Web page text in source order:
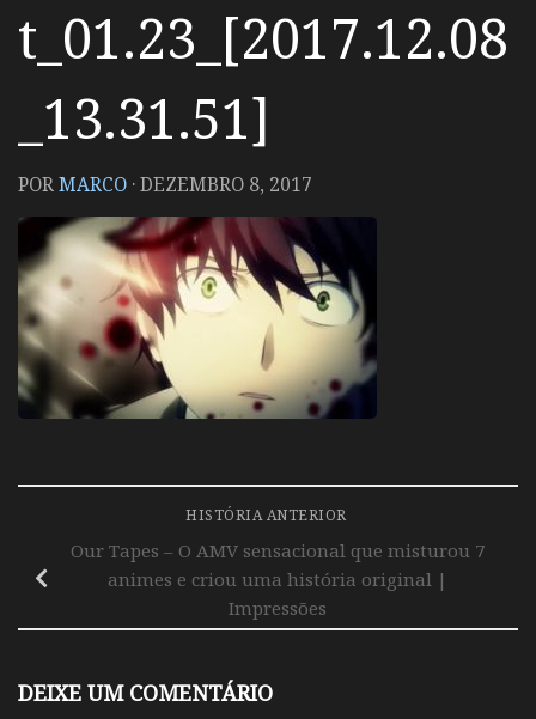
t_01.23_[2017.12.08
_13.31.51]
PORMARCO ·DEZEMBRO 8, 2017
HISTÓRIA ANTERIOR
Our Tapes – O AMV sensacional que misturou 7
animes e criou uma história original |
Impressões
DEIXE UM COMENTÁRIO